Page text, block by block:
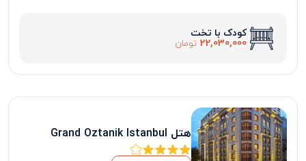
کودک با تخت
22,030,000 تومان
هتل Grand Oztanik Istanbul